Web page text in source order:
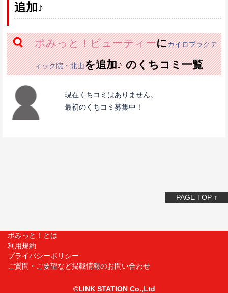
追加♪
ポみっと！ビューティーにカイロプラクテ
ィック院・北山を追加♪ のくちコミ一覧
現在くちコミはありません。
最初のくちコミ募集中！
PAGE TOP ↑
ポみっと！とは
利用規約
プライバシーポリシー
ご質問・ご要望など掲載情報のお問い合わせ
©LINK STATION Co.,Ltd